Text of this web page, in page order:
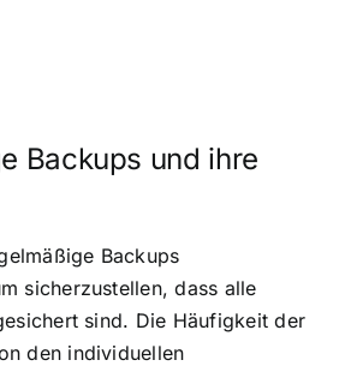
Backups und ihre
Backups
sicherzustellen, dass alle
sind. Die Häufigkeit der
den individuellen